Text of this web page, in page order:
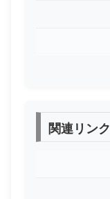
関連リンク